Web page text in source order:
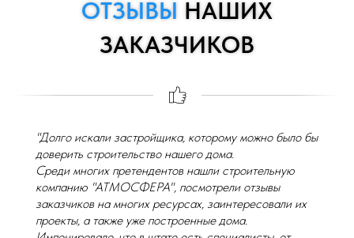
ОТЗЫВЫ НАШИХ
ЗАКАЗЧИКОВ
"Долго искали застройщика, которому можно было бы
доверить строительство нашего дома.
Среди многих претендентов нашли строительную
компанию "АТМОСФЕРА", посмотрели отзывы
заказчиков на многих ресурсах, заинтересовали их
проекты, а также уже построенные дома.